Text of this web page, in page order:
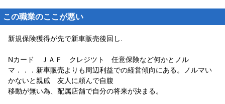
この職業のここが悪い
新規保険獲得が先で新車販売後回し.
Nカード ＪＡＦ クレジツト 任意保険など何かとノル
マ．．．新車販売よりも周辺利益での経営傾向にある。ノルマい
かないと親戚 友人に頼んで自腹
移動が無い為、配属店舗で自分の将来が決まる。